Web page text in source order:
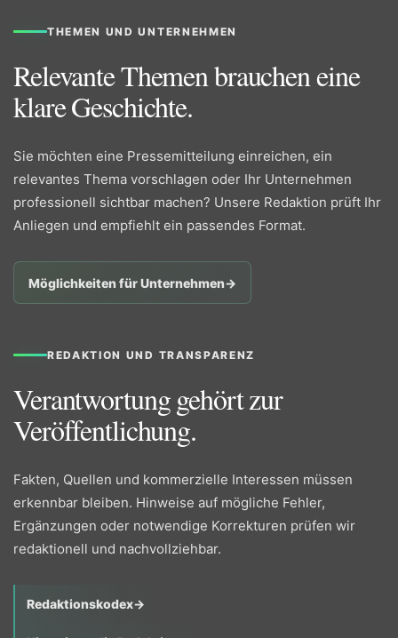
THEMEN UND UNTERNEHMEN
Relevante Themen brauchen eine
klare Geschichte.
Sie möchten eine Pressemitteilung einreichen, ein
relevantes Thema vorschlagen oder Ihr Unternehmen
professionell sichtbar machen? Unsere Redaktion prüft Ihr
Anliegen und empfiehlt ein passendes Format.
Möglichkeiten für Unternehmen→
REDAKTION UND TRANSPARENZ
Verantwortung gehört zur
Veröffentlichung.
Fakten, Quellen und kommerzielle Interessen müssen
erkennbar bleiben. Hinweise auf mögliche Fehler,
Ergänzungen oder notwendige Korrekturen prüfen wir
redaktionell und nachvollziehbar.
Redaktionskodex→